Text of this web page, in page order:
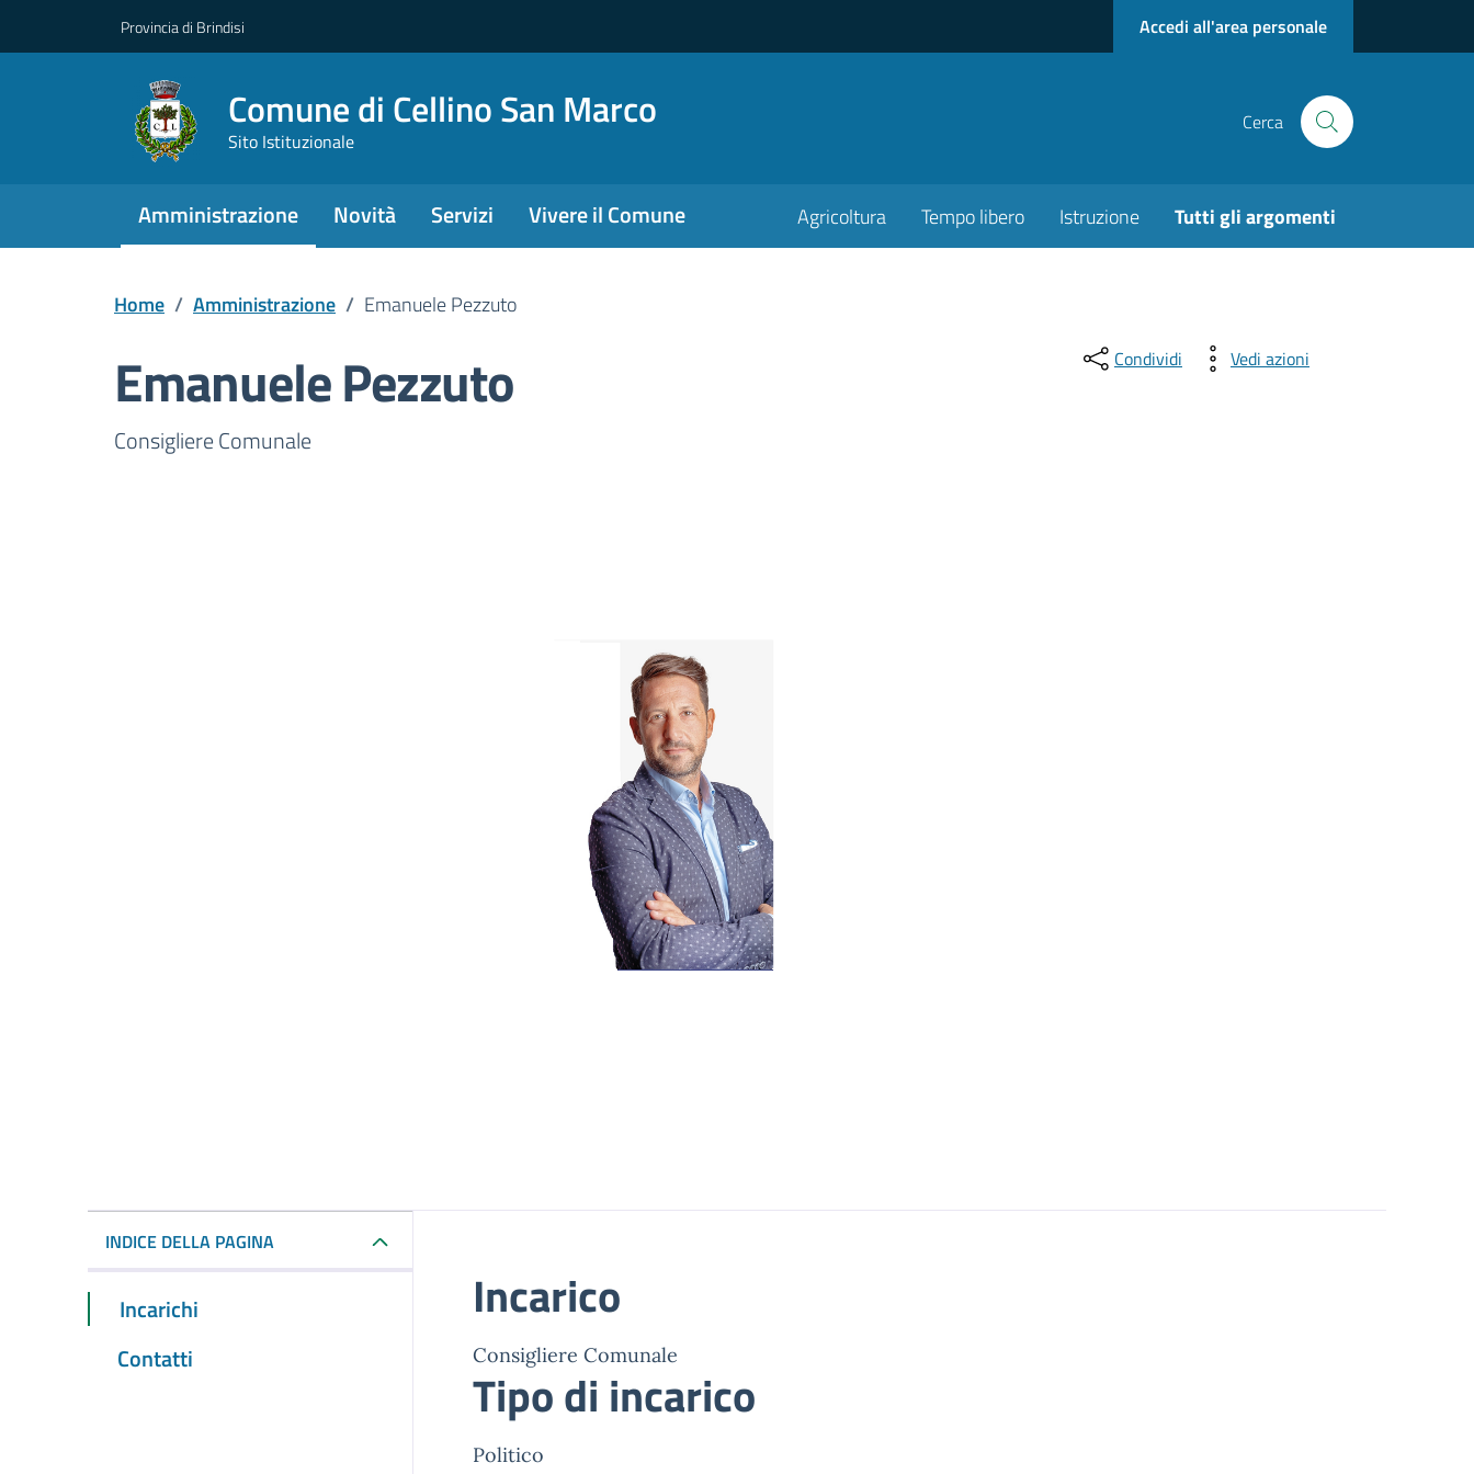
Provincia di Brindisi Accedi all'area personale
Comune di Cellino San Marco
Sito Istituzionale
Cerca
Amministrazione Novità Servizi Vivere il Comune Agricoltura Tempo libero Istruzione Tutti gli argomenti
Home / Amministrazione / Emanuele Pezzuto
Emanuele Pezzuto
Dettagli della persona pubblica
Consigliere Comunale
Condividi Vedi azioni
INDICE DELLA PAGINA
Incarichi
Contatti
Incarico
Consigliere Comunale
Tipo di incarico
Politico